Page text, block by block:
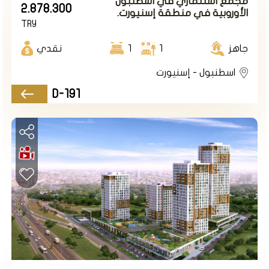
الأوروبية في منطقة إسنيورت.
2.878.300
TRY
جاهز 1
1 نقدي
اسطنبول - إسنيورت
D-191